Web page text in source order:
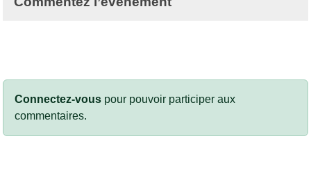
Connectez-vous pour pouvoir participer aux
commentaires.